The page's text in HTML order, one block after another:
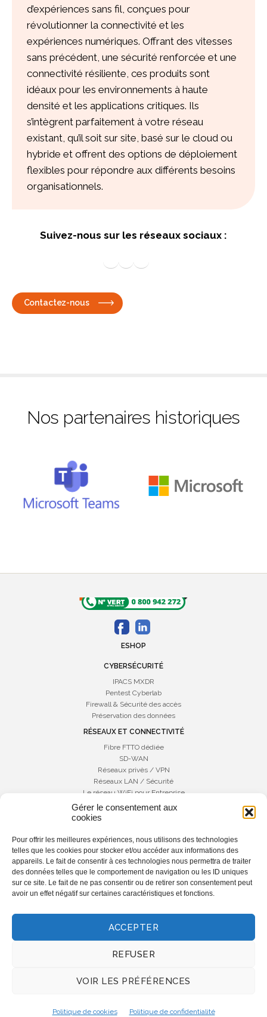
Gérer le consentement aux
cookies
Pour offrir les meilleures expériences, nous utilisons des technologies
telles que les cookies pour stocker et/ou accéder aux informations des
appareils. Le fait de consentir à ces technologies nous permettra de traiter
des données telles que le comportement de navigation ou les ID uniques
sur ce site. Le fait de ne pas consentir ou de retirer son consentement peut
avoir un effet négatif sur certaines caractéristiques et fonctions.
ACCEPTER
REFUSER
VOIR LES PRÉFÉRENCES
Politique de cookies Politique de confidentialité
d’expériences sans fil, conçues pour
révolutionner la connectivité et les
expériences numériques. Offrant des vitesses
sans précédent, une sécurité renforcée et une
connectivité résiliente, ces produits sont
idéaux pour les environnements à haute
densité et les applications critiques. Ils
s’intègrent parfaitement à votre réseau
existant, qu’il soit sur site, basé sur le cloud ou
hybride et offrent des options de déploiement
flexibles pour répondre aux différents besoins
organisationnels.
Suivez-nous sur les réseaux sociaux :
Contactez-nous
Nos partenaires historiques
ESHOP
CYBERSÉCURITÉ
IPACS MXDR
Pentest Cyberlab
Firewall & Sécurité des accès
Préservation des données
RÉSEAUX ET CONNECTIVITÉ
Fibre FTTO dédiée
SD-WAN
Réseaux privès / VPN
Réseaux LAN / Sécurité
Le réseau WiFi pour Entreprise
COMMUNICATIONS UNIFIÉES
Téléphonie Cloud
SIP TRUNK
Microsoft Teams
La solution 3CX
IPACS
A propos
Eshop IPACS
Agences Île-de-France